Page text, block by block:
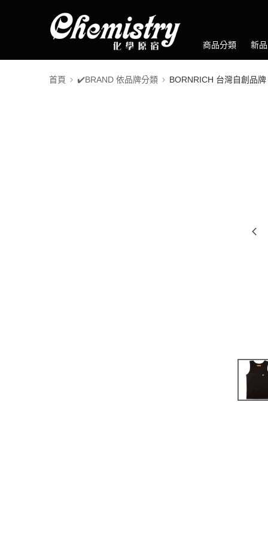
商品分類 新
首頁 ✔️BRAND 依品牌分類 BORNRICH 台灣自創品牌